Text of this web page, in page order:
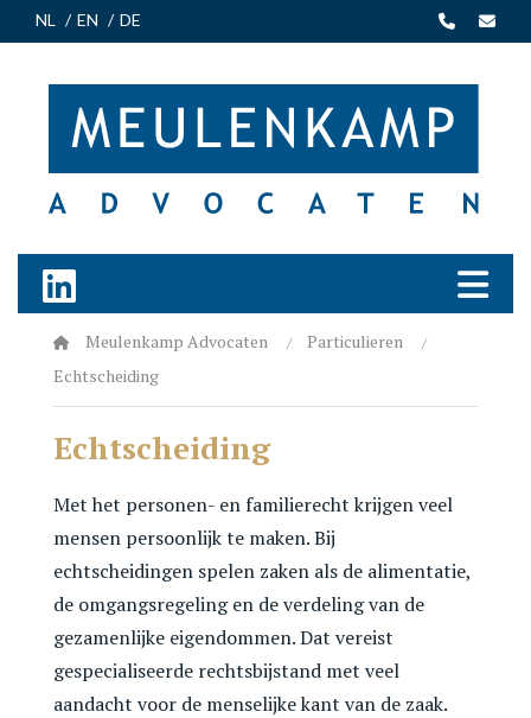
NL EN DE
Meulenkamp Advocaten
Particulieren
Echtscheiding
Echtscheiding
Met het personen- en familierecht krijgen veel
mensen persoonlijk te maken. Bij
echtscheidingen spelen zaken als de alimentatie,
de omgangsregeling en de verdeling van de
gezamenlijke eigendommen. Dat vereist
gespecialiseerde rechtsbijstand met veel
aandacht voor de menselijke kant van de zaak.